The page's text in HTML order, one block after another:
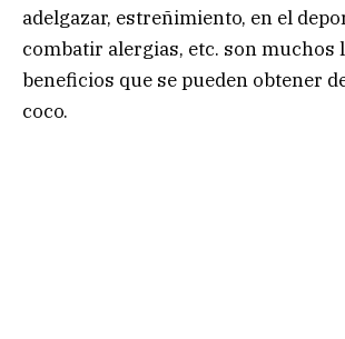
adelgazar, estreñimiento, en el
combatir alergias, etc. son muchos
beneficios que se pueden obtener
coco.